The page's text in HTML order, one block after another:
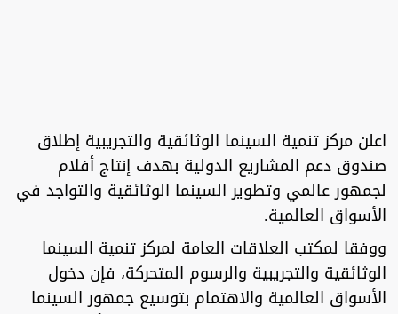
اعلن مركز تنمية السينما الوثائقية والتجريبية إطلاق
صندوق دعم المشاريع الدولية بهدف إنتاج أفلام
لجمهور عالمي وتطوير السينما الوثائقية والتواجد في
الأسواق العالمية.
ووفقا لمكتب العلاقات العامة لمركز تنمية السينما
الوثائقية والتجريبية والرسوم المتحركة، فإن دخول
الأسواق العالمية والاهتمام بتوسيع جمهور السينما